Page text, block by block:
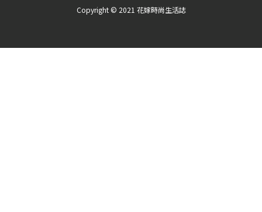
Copyright © 2021 花嫁時尚生活誌